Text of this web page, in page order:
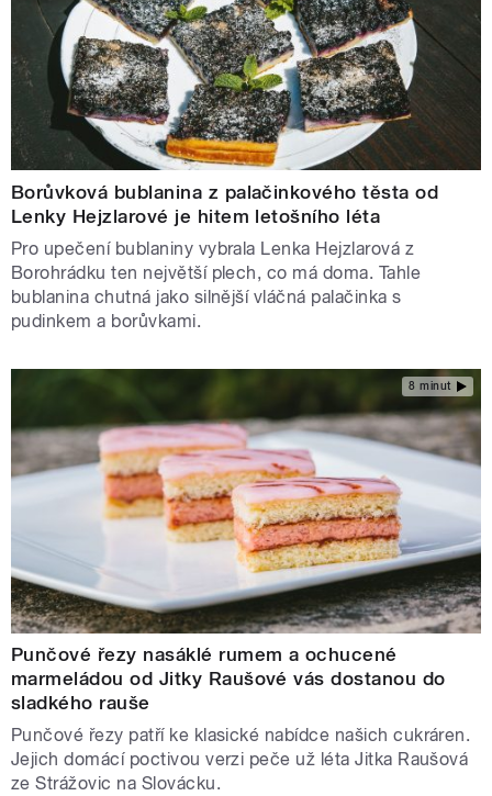
Borůvková bublanina z palačinkového těsta od
Lenky Hejzlarové je hitem letošního léta
Pro upečení bublaniny vybrala Lenka Hejzlarová z
Borohrádku ten největší plech, co má doma. Tahle
bublanina chutná jako silnější vláčná palačinka s
pudinkem a borůvkami.
8 minut
Punčové řezy nasáklé rumem a ochucené
marmeládou od Jitky Raušové vás dostanou do
sladkého rauše
Punčové řezy patří ke klasické nabídce našich cukráren.
Jejich domácí poctivou verzi peče už léta Jitka Raušová
ze Strážovic na Slovácku.